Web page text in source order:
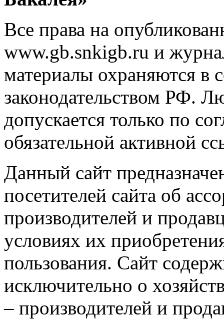
Все права на
www.gb.snkigb.ru и
материалы охраняются в
законодательством РФ.
допускается только по
обязательной активной
Данный сайт
посетителей сайта об
производителей и
условиях их
пользования. Сайт
исключительно о
– производителей и